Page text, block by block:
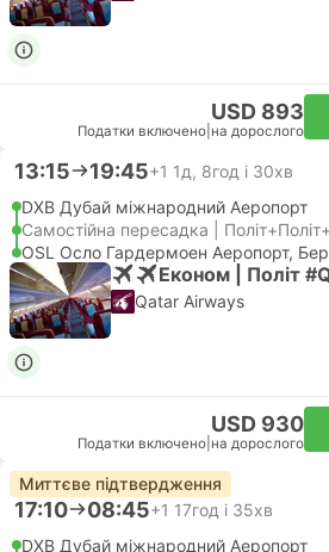
USD 893
Податки включено на дорослого
13:15 19:45+1 1д, 8год і 30хв
DXB Дубай міжнародний Аеропорт
Самостійна пересадка |
OSL Осло Гардермоен Аеропорт,
Економ | Політ
Qatar Airways
USD 930
Податки включено на дорослого
Миттєве підтвердження
17:10 08:45+1 17год і 35хв
DXB Дубай міжнародний Аеропорт